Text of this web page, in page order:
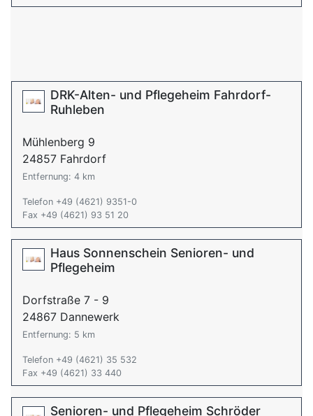
DRK-Alten- und Pflegeheim Fahrdorf-
Ruhleben
Mühlenberg 9
24857 Fahrdorf
Entfernung: 4 km
Telefon +49 (4621) 9351-0
Fax +49 (4621) 93 51 20
Haus Sonnenschein Senioren- und
Pflegeheim
Dorfstraße 7 - 9
24867 Dannewerk
Entfernung: 5 km
Telefon +49 (4621) 35 532
Fax +49 (4621) 33 440
Senioren- und Pflegeheim Schröder